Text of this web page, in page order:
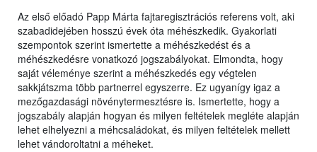
Az első előadó Papp Márta fajtaregisztrációs referens volt, aki
szabadidejében hosszú évek óta méhészkedik. Gyakorlati
szempontok szerint ismertette a méhészkedést és a
méhészkedésre vonatkozó jogszabályokat. Elmondta, hogy
saját véleménye szerint a méhészkedés egy végtelen
sakkjátszma több partnerrel egyszerre. Ez ugyanígy igaz a
mezőgazdasági növénytermesztésre is. Ismertette, hogy a
jogszabály alapján hogyan és milyen feltételek megléte alapján
lehet elhelyezni a méhcsaládokat, és milyen feltételek mellett
lehet vándoroltatni a méheket.